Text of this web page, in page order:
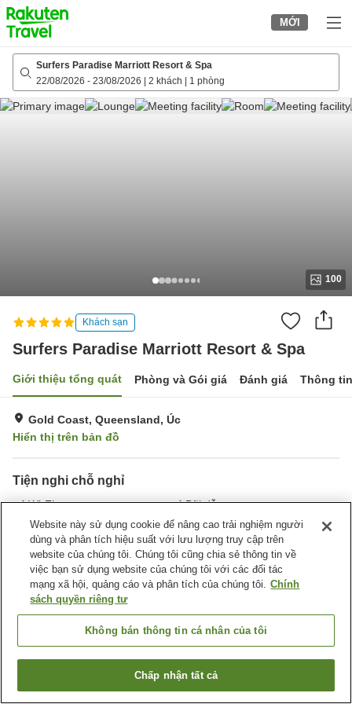
to
top
page
MỚI
Surfers Paradise Marriott Resort & Spa
22/08/2026 - 23/08/2026 2 khách 1 phòng
100
Khách sạn
Surfers Paradise Marriott Resort & Spa
Giới thiệu tổng quát Phòng và Gói giá Đánh giá Thông
Gold Coast, Queensland, Úc
Hiển thị trên bản đồ
Tiện nghi chỗ nghỉ
Wi-Fi
Bãi đỗ xe
Spa / Salon
Phòng tập gym
Trang chủ Úc Queensland
Gold Coast
Surfers Paradise Marriott Resort & Spa
Tìm phòng trống
Website này sử dụng cookie để nâng cao trải nghiệm người
dùng và phân tích hiệu suất với lưu lượng truy cập trên
website của chúng tôi. Chúng tôi cũng chia sẻ thông tin về
việc bạn sử dụng website của chúng tôi với các đối tác
mạng xã hội, quảng cáo và phân tích của chúng tôi. Chính
sách quyền riêng tư
Không bán thông tin cá nhân của tôi
Chấp nhận tất cả